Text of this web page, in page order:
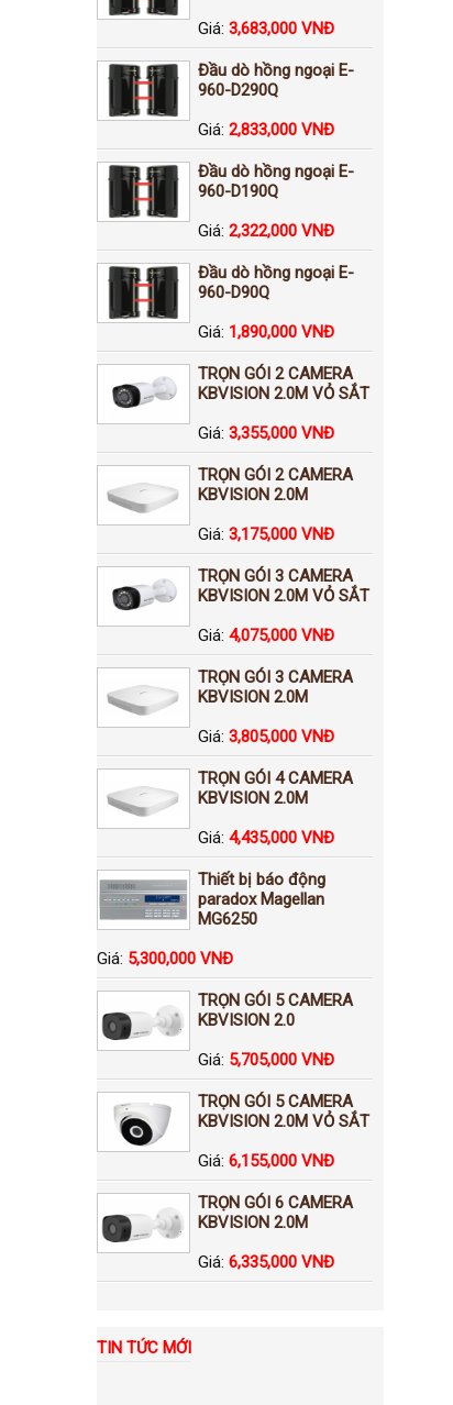
Giá: 3,683,000 VNĐ
Đầu dò hồng ngoại E-
960-D290Q
Giá: 2,833,000 VNĐ
Đầu dò hồng ngoại E-
960-D190Q
Giá: 2,322,000 VNĐ
Đầu dò hồng ngoại E-
960-D90Q
Giá: 1,890,000 VNĐ
TRỌN GÓI 2 CAMERA
KBVISION 2.0M VỎ SẮT
Giá: 3,355,000 VNĐ
TRỌN GÓI 2 CAMERA
KBVISION 2.0M
Giá: 3,175,000 VNĐ
TRỌN GÓI 3 CAMERA
KBVISION 2.0M VỎ SẮT
Giá: 4,075,000 VNĐ
TRỌN GÓI 3 CAMERA
KBVISION 2.0M
Giá: 3,805,000 VNĐ
TRỌN GÓI 4 CAMERA
KBVISION 2.0M
Giá: 4,435,000 VNĐ
Thiết bị báo động
paradox Magellan
MG6250
Giá: 5,300,000 VNĐ
TRỌN GÓI 5 CAMERA
KBVISION 2.0
Giá: 5,705,000 VNĐ
TRỌN GÓI 5 CAMERA
KBVISION 2.0M VỎ SẮT
Giá: 6,155,000 VNĐ
TRỌN GÓI 6 CAMERA
KBVISION 2.0M
Giá: 6,335,000 VNĐ
TIN TỨC MỚI